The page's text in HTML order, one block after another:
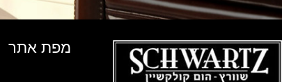
מפת אתר